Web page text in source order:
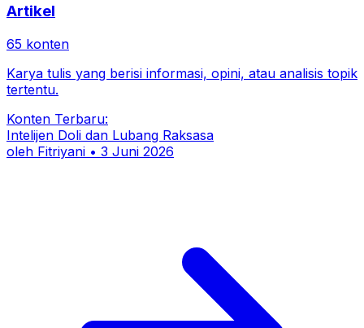
Artikel
65 konten
Karya tulis yang berisi informasi, opini, atau analisis topik
tertentu.
Konten Terbaru:
Intelijen Doli dan Lubang Raksasa
oleh Fitriyani • 3 Juni 2026